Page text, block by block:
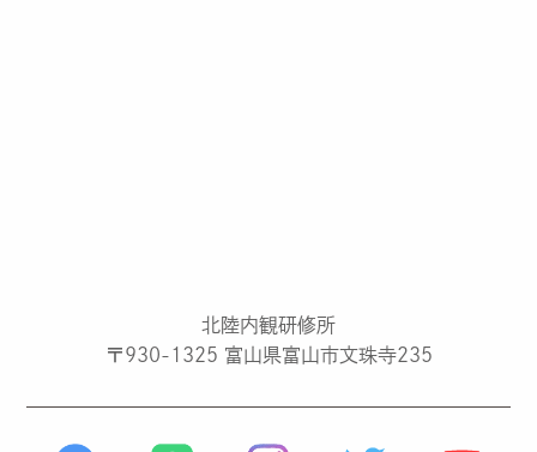
北陸内観研修所
〒930-1325 富山県富山市文珠寺235